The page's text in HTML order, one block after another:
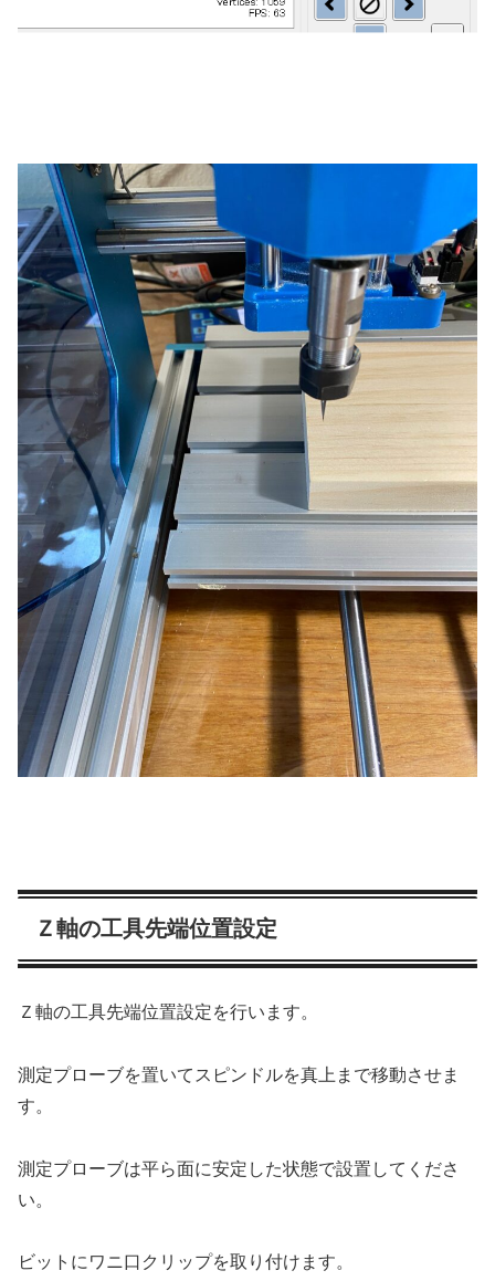
Ｚ軸の工具先端位置設定
Ｚ軸の工具先端位置設定を行います。
測定プローブを置いてスピンドルを真上まで移動させま
す。
測定プローブは平ら面に安定した状態で設置してくださ
い。
ビットにワニ口クリップを取り付けます。